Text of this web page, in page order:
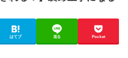
はてブ 送る Pocket